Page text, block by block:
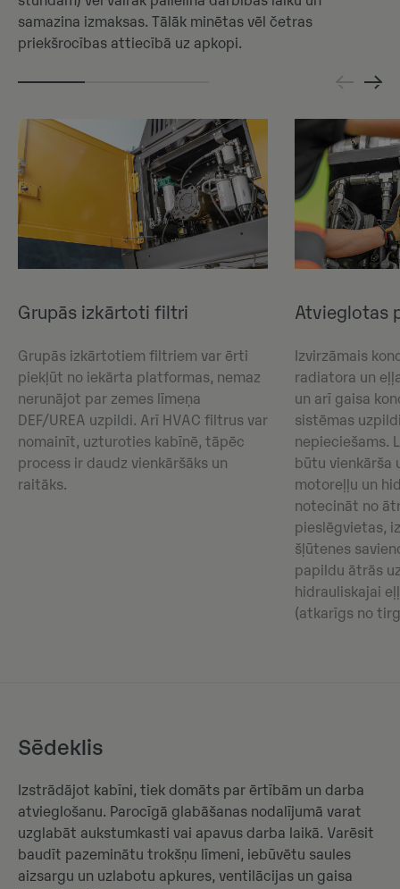
samazina izmaksas. Tālāk minētas vēl četras
priekšrocības attiecībā uz apkopi.
Grupās izkārtoti filtri
Grupās izkārtotiem filtriem var ērti
piekļūt no iekārta platformas, nemaz
nerunājot par zemes līmeņa
DEF/UREA uzpildi. Arī HVAC filtrus var
nomainīt, uzturoties kabīnē, tāpēc
process ir daudz vienkāršāks un
raitāks.
Atvieglotas
Izvirzāmais
radiatora un
un arī gaisa
sistēmas
nepieciešams.
būtu vienkārša
motoreļļu un
notecināt no
pieslēgvietas,
šļūtenes
papildu ātrās
hidrauliskajai
(atkarīgs no
Sēdeklis
Izstrādājot kabīni, tiek domāts par ērtībām un darba
atvieglošanu. Parocīgā glabāšanas nodalījumā varat
uzglabāt aukstumkasti vai apavus darba laikā. Varēsit
baudīt pazeminātu trokšņu līmeni, iebūvētu saules
aizsargu un uzlabotu apkures, ventilācijas un gaisa